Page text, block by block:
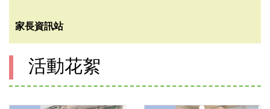
家長資訊站
活動花絮